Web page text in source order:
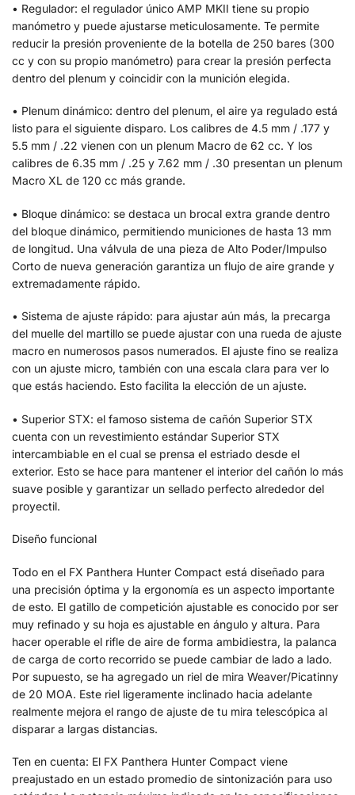
• Regulador: el regulador único AMP MKII tiene su propio
manómetro y puede ajustarse meticulosamente. Te permite
reducir la presión proveniente de la botella de 250 bares (300
cc y con su propio manómetro) para crear la presión perfecta
dentro del plenum y coincidir con la munición elegida.
• Plenum dinámico: dentro del plenum, el aire ya regulado está
listo para el siguiente disparo. Los calibres de 4.5 mm / .177 y
5.5 mm / .22 vienen con un plenum Macro de 62 cc. Y los
calibres de 6.35 mm / .25 y 7.62 mm / .30 presentan un plenum
Macro XL de 120 cc más grande.
• Bloque dinámico: se destaca un brocal extra grande dentro
del bloque dinámico, permitiendo municiones de hasta 13 mm
de longitud. Una válvula de una pieza de Alto Poder/Impulso
Corto de nueva generación garantiza un flujo de aire grande y
extremadamente rápido.
• Sistema de ajuste rápido: para ajustar aún más, la precarga
del muelle del martillo se puede ajustar con una rueda de ajuste
macro en numerosos pasos numerados. El ajuste fino se realiza
con un ajuste micro, también con una escala clara para ver lo
que estás haciendo. Esto facilita la elección de un ajuste.
• Superior STX: el famoso sistema de cañón Superior STX
cuenta con un revestimiento estándar Superior STX
intercambiable en el cual se prensa el estriado desde el
exterior. Esto se hace para mantener el interior del cañón lo más
suave posible y garantizar un sellado perfecto alrededor del
proyectil.
Diseño funcional
Todo en el FX Panthera Hunter Compact está diseñado para
una precisión óptima y la ergonomía es un aspecto importante
de esto. El gatillo de competición ajustable es conocido por ser
muy refinado y su hoja es ajustable en ángulo y altura. Para
hacer operable el rifle de aire de forma ambidiestra, la palanca
de carga de corto recorrido se puede cambiar de lado a lado.
Por supuesto, se ha agregado un riel de mira Weaver/Picatinny
de 20 MOA. Este riel ligeramente inclinado hacia adelante
realmente mejora el rango de ajuste de tu mira telescópica al
disparar a largas distancias.
Ten en cuenta: El FX Panthera Hunter Compact viene
preajustado en un estado promedio de sintonización para uso